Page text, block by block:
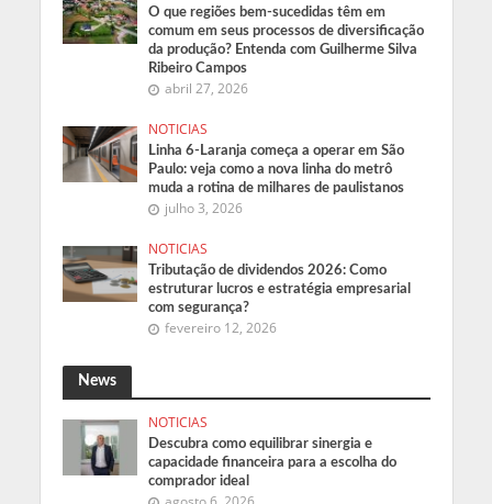
O que regiões bem-sucedidas têm em
comum em seus processos de diversificação
da produção? Entenda com Guilherme Silva
Ribeiro Campos
abril 27, 2026
NOTICIAS
Linha 6-Laranja começa a operar em São
Paulo: veja como a nova linha do metrô
muda a rotina de milhares de paulistanos
julho 3, 2026
NOTICIAS
Tributação de dividendos 2026: Como
estruturar lucros e estratégia empresarial
com segurança?
fevereiro 12, 2026
News
NOTICIAS
Descubra como equilibrar sinergia e
capacidade financeira para a escolha do
comprador ideal